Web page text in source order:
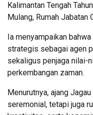
Kalimantan Tengah
Mulang, Rumah Jabatan
Ia menyampaikan
strategis sebagai agen
sekaligus penjaga nilai-
perkembangan zaman.
Menurutnya, ajang
seremonial, tetapi juga